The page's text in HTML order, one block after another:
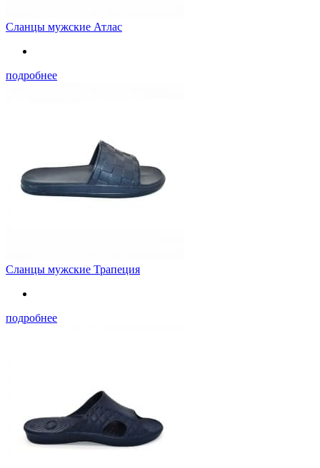
Сланцы мужские Атлас
подробнее
Сланцы мужские Трапеция
подробнее